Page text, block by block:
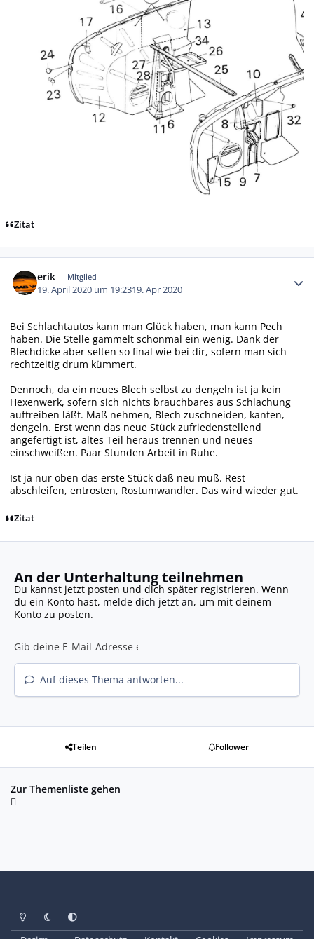
Zitat
erik Mitglied
19. April 2020 um 19:2319. Apr 2020
Bei Schlachtautos kann man Glück haben, man kann Pech
haben. Die Stelle gammelt schonmal ein wenig. Dank der
Blechdicke aber selten so final wie bei dir, sofern man sich
rechtzeitig drum kümmert.
Dennoch, da ein neues Blech selbst zu dengeln ist ja kein
Hexenwerk, sofern sich nichts brauchbares aus Schlachung
auftreiben läßt. Maß nehmen, Blech zuschneiden, kanten,
dengeln. Erst wenn das neue Stück zufriedenstellend
angefertigt ist, altes Teil heraus trennen und neues
einschweißen. Paar Stunden Arbeit in Ruhe.
Ist ja nur oben das erste Stück daß neu muß. Rest
abschleifen, entrosten, Rostumwandler. Das wird wieder gut.
Zitat
An der Unterhaltung teilnehmen
Du kannst jetzt posten und dich später registrieren. Wenn
du ein Konto hast, melde dich jetzt an, um mit deinem
Konto zu posten.
Auf dieses Thema antworten...
Teilen Follower
Zur Themenliste gehen
Heller ModusDunkler Modus
Systemeinstellung